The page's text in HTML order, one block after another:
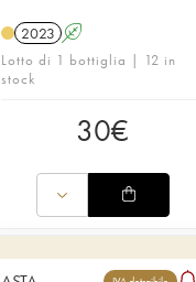
2023 A
Lotto di 1 bottiglia | 12 in
stock
30€